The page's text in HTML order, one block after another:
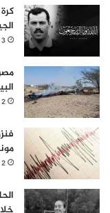
3 أغسطس، 2026
2 أغسطس، 2026
2 أغسطس، 2026